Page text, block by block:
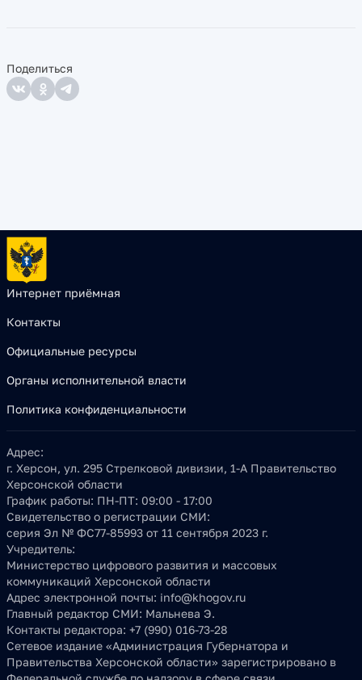
Поделиться
Интернет приёмная
Контакты
Официальные ресурсы
Органы исполнительной власти
Политика конфиденциальности
Адрес:
г. Херсон, ул. 295 Стрелковой дивизии, 1-А Правительство
Херсонской области
График работы: ПН-ПТ: 09:00 - 17:00
Свидетельство о регистрации СМИ:
серия Эл № ФС77-85993 от 11 сентября 2023 г.
Учредитель:
Министерство цифрового развития и массовых
коммуникаций Херсонской области
Адрес электронной почты: info@khogov.ru
Главный редактор СМИ: Мальнева Э.
Контакты редактора: +7 (990) 016-73-28
Сетевое издание «Администрация Губернатора и
Правительства Херсонской области» зарегистрировано в